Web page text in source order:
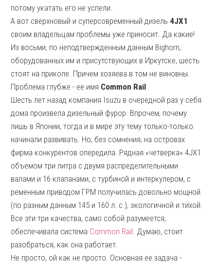
потому укатать его не успели.
А вот сверхновый и суперсовременный дизель 4JX1
своим владельцам проблемы уже приносит. Да какие!
Из восьми, по неподтвержденным данным Bighorn,
оборудованных им и присутствующих в Иркутске, шесть
стоят на приколе. Причем хозяева в том не виновны.
Проблема глубже - ее имя Common Rail .
Шесть лет назад компания Isuzu в очередной раз у себя
дома произвела дизельный фурор. Впрочем, почему
лишь в Японии, тогда и в мире эту тему только-только
начинали развивать. Но, без сомнения, на островах
фирма конкурентов опередила. Рядная «четверка» 4JX1
объемом три литра с двумя распределительными
валами и 16 клапанами, с турбиной и интеркулером, с
ременным приводом ГРМ получилась довольно мощной
(по разным данным 145 и 160 л. с.), экологичной и тихой.
Все эти три качества, само собой разумеется,
обеспечивала система Common Rail. Думаю, стоит
разобраться, как она работает.
Не просто, ой как не просто. Основная ее задача -